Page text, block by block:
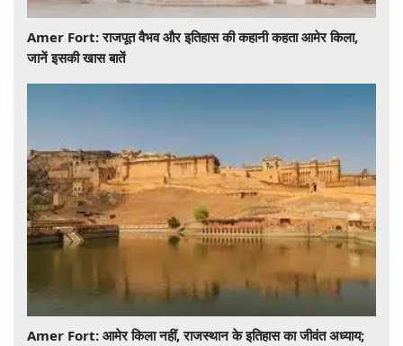
Amer Fort: राजपूत वैभव और इतिहास की कहानी कहता आमेर किला,
जानें इसकी खास बातें
Amer Fort: आमेर किला नहीं, राजस्थान के इतिहास का जीवंत अध्याय;